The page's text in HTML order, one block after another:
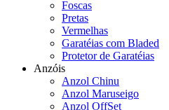
Foscas
Pretas
Vermelhas
Garatéias com Bladed
Protetor de Garatéias
Anzóis
Anzol Chinu
Anzol Maruseigo
Anzol OffSet